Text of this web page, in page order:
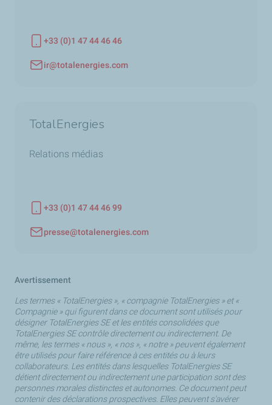
+33 (0)1 47 44 46 46
ir@totalenergies.com
TotalEnergies
Relations médias
+33 (0)1 47 44 46 99
presse@totalenergies.com
Avertissement
Les termes « TotalEnergies », « compagnie TotalEnergies » et «
Compagnie » qui figurent dans ce document sont utilisés pour
désigner TotalEnergies SE et les entités consolidées que
TotalEnergies SE contrôle directement ou indirectement. De
même, les termes « nous », « nos », « notre » peuvent également
être utilisés pour faire référence à ces entités ou à leurs
collaborateurs. Les entités dans lesquelles TotalEnergies SE
détient directement ou indirectement une participation sont des
personnes morales distinctes et autonomes. Ce document peut
contenir des déclarations prospectives. Elles peuvent s’avérer